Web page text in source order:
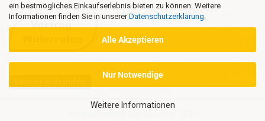
ein bestmögliches Einkaufserlebnis bieten zu können. Weitere
Informationen finden Sie in unsererDatenschutzerklärung
Alle Akzeptieren
Nur Notwendige
Weitere Informationen
Versandzeit variieren.